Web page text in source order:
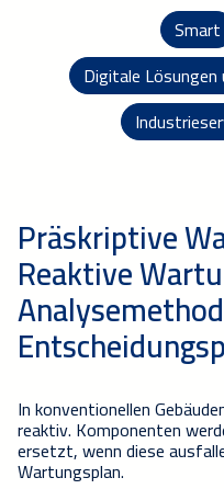
Smart
Digitale
Präskriptive
Reaktive
In konventionellen
reaktiv. Komponenten
ersetzt, wenn diese
Wartungsplan.